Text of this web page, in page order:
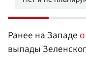
Ранее на Западе
выпады